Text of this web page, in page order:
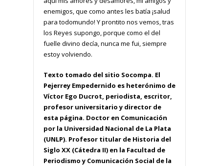
enemigos, que como antes les batía ¡salud
para todomundo! Y prontito nos vemos, tras
los Reyes supongo, porque como el del
fuelle divino decía, nunca me fui, siempre
estoy volviendo.
Texto tomado del sitio Socompa. El
Pejerrey Empedernido es heterónimo de
Víctor Ego Ducrot, periodista, escritor,
profesor universitario y director de
esta página. Doctor en Comunicación
por la Universidad Nacional de La Plata
(UNLP). Profesor titular de Historia del
Siglo XX (Cátedra II) en la Facultad de
Periodismo y Comunicación Social de la